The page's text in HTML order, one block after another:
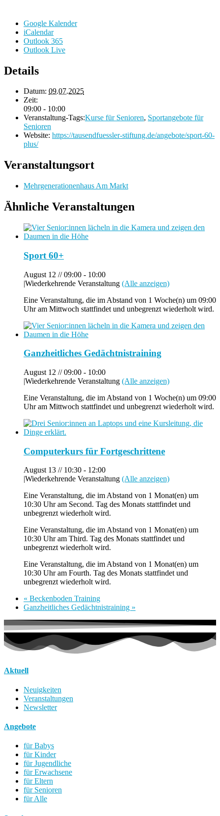
Google Kalender
iCalendar
Outlook 365
Outlook Live
Details
Datum: 09.07.2025
Zeit:
09:00 - 10:00
Veranstaltung-Tags:Kurse für Senioren, Sportangebote für
Senioren
Website: https://tausendfuessler-stiftung.de/angebote/sport-60-
plus/
Veranstaltungsort
Mehrgenerationenhaus Am Markt
Ähnliche Veranstaltungen
Sport 60+
August 12 // 09:00 - 10:00
|Wiederkehrende Veranstaltung (Alle anzeigen)
Eine Veranstaltung, die im Abstand von 1 Woche(n) um 09:00
Uhr am Mittwoch stattfindet und unbegrenzt wiederholt wird.
Ganzheitliches Gedächtnistraining
August 12 // 09:00 - 10:00
|Wiederkehrende Veranstaltung (Alle anzeigen)
Eine Veranstaltung, die im Abstand von 1 Woche(n) um 09:00
Uhr am Mittwoch stattfindet und unbegrenzt wiederholt wird.
Computerkurs für Fortgeschrittene
August 13 // 10:30 - 12:00
|Wiederkehrende Veranstaltung (Alle anzeigen)
Eine Veranstaltung, die im Abstand von 1 Monat(en) um
10:30 Uhr am Second. Tag des Monats stattfindet und
unbegrenzt wiederholt wird.
Eine Veranstaltung, die im Abstand von 1 Monat(en) um
10:30 Uhr am Third. Tag des Monats stattfindet und
unbegrenzt wiederholt wird.
Eine Veranstaltung, die im Abstand von 1 Monat(en) um
10:30 Uhr am Fourth. Tag des Monats stattfindet und
unbegrenzt wiederholt wird.
« Beckenboden Training
Ganzheitliches Gedächtnistraining »
Aktuell
Neuigkeiten
Veranstaltungen
Newsletter
Angebote
für Babys
für Kinder
für Jugendliche
für Erwachsene
für Eltern
für Senioren
für Alle